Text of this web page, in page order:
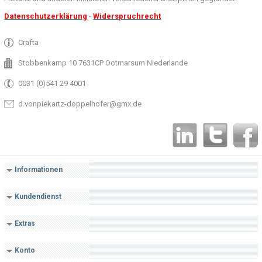
Datenschutzerklärung -Widerspruchrecht
Crafta
Stobbenkamp 10 7631CP Ootmarsum Niederlande
0031 (0)541 29 4001
d.vonpiekartz-doppelhofer@gmx.de
Informationen
Kundendienst
Extras
Konto